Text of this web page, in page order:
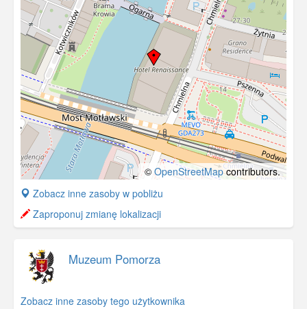
© OpenStreetMapcontributors.
+
−
Zobacz inne zasoby w pobliżu
Zaproponuj zmianę lokalizacji
Muzeum Pomorza
Zobacz inne zasoby tego użytkownika